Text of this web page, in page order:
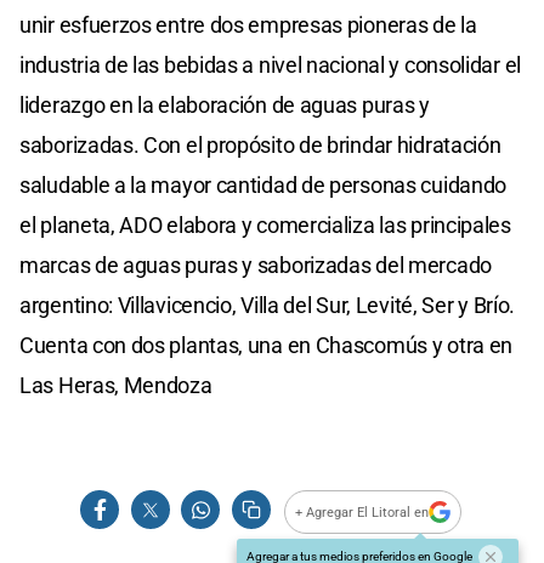
unir esfuerzos entre dos empresas pioneras de la
industria de las bebidas a nivel nacional y consolidar el
liderazgo en la elaboración de aguas puras y
saborizadas. Con el propósito de brindar hidratación
saludable a la mayor cantidad de personas cuidando
el planeta, ADO elabora y comercializa las principales
marcas de aguas puras y saborizadas del mercado
argentino: Villavicencio, Villa del Sur, Levité, Ser y Brío.
Cuenta con dos plantas, una en Chascomús y otra en
Las Heras, Mendoza
+ Agregar El Litoral en
Agregar a tus medios preferidos en Google